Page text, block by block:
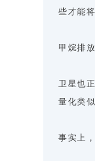
些才能
甲烷排
卫星也
量化类
事实上